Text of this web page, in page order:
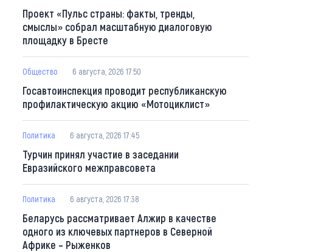
Проект «Пульс страны: факты, тренды,
смыслы» собрал масштабную диалоговую
площадку в Бресте
Общество 6 августа, 2026 17:50
Госавтоинспекция проводит республиканскую
профилактическую акцию «Мотоциклист»
Политика 6 августа, 2026 17:45
Турчин принял участие в заседании
Евразийского межправсовета
Политика 6 августа, 2026 17:38
Беларусь рассматривает Алжир в качестве
одного из ключевых партнеров в Северной
Африке – Рыженков